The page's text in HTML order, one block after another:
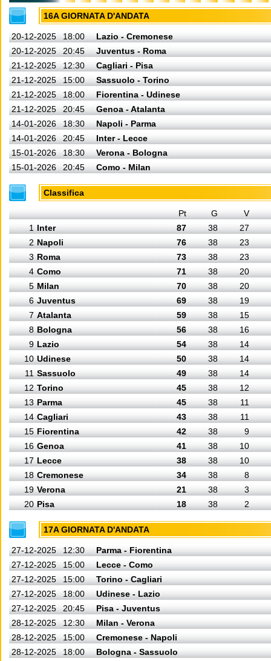
16A GIORNATA D'ANDATA
20-12-2025 18:00
Lazio - Cremonese
20-12-2025
20:45
Juventus - Roma
21-12-2025
12:30
Cagliari - Pisa
21-12-2025
15:00
Sassuolo - Torino
21-12-2025
18:00
Fiorentina - Udinese
21-12-2025
20:45
Genoa - Atalanta
14-01-2026
18:30
Napoli - Parma
14-01-2026
20:45
Inter - Lecce
15-01-2026
18:30
Verona - Bologna
15-01-2026
20:45 Como - Milan
Classifica
Pt G
V
1 Inter 87 38
27
2 Napoli 76 38
23
3 Roma 73 38
23
4 Como 71 38
20
5 Milan 70 38
20
6 Juventus 69 38
19
7 Atalanta 59 38
15
8 Bologna 56 38
16
9 Lazio 54 38
14
10 Udinese 50 38
14
11 Sassuolo 49 38
14
12 Torino 45 38
12
13 Parma 45 38
11
14 Cagliari 43 38
11
15 Fiorentina 42 38
9
16 Genoa 41 38
10
17 Lecce 38 38
10
18 Cremonese 34 38
8
19 Verona 21 38
3
20 Pisa 18 38 2
17A GIORNATA D'ANDATA
27-12-2025 12:30
Parma - Fiorentina
27-12-2025
15:00
Lecce - Como
27-12-2025
15:00
Torino - Cagliari
27-12-2025
18:00
Udinese - Lazio
27-12-2025
20:45
Pisa - Juventus
28-12-2025
12:30
Milan - Verona
28-12-2025
15:00
Cremonese - Napoli
28-12-2025
18:00
Bologna - Sassuolo